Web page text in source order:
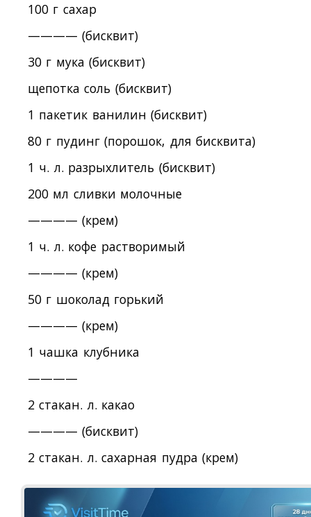
100 г сахар
———— (бисквит)
30 г мука (бисквит)
щепотка соль (бисквит)
1 пакетик ванилин (бисквит)
80 г пудинг (порошок, для бисквита)
1 ч. л. разрыхлитель (бисквит)
200 мл сливки молочные
———— (крем)
1 ч. л. кофе растворимый
———— (крем)
50 г шоколад горький
———— (крем)
1 чашка клубника
————
2 стакан. л. какао
———— (бисквит)
2 стакан. л. сахарная пудра (крем)